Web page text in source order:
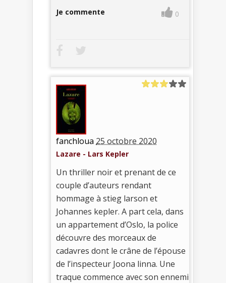
Je commente 0
fanchloua 25 octobre 2020
Lazare - Lars Kepler
Un thriller noir et prenant de ce
couple d’auteurs rendant
hommage à stieg larson et
Johannes kepler. A part cela, dans
un appartement d’Oslo, la police
découvre des morceaux de
cadavres dont le crâne de l’épouse
de l’inspecteur Joona linna. Une
traque commence avec son ennemi